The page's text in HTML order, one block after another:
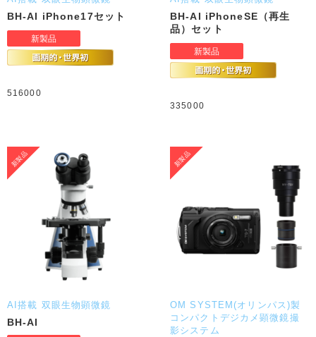
BH-AI iPhone17セット
516000
BH-AI iPhoneSE（再生
品）セット
335000
AI搭載 双眼生物顕微鏡
BH-AI
OM SYSTEM(オリンパス)製
コンパクトデジカメ顕微鏡撮
影システム